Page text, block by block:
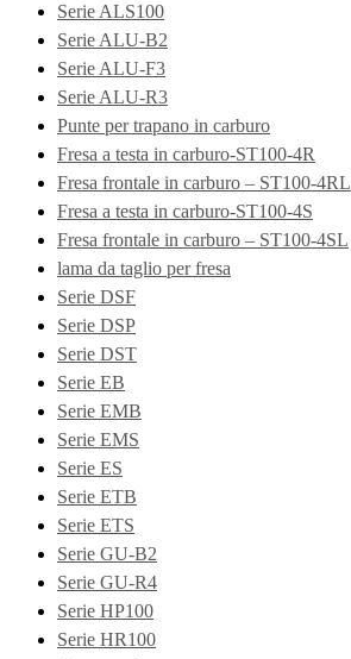
Serie ALS100
Serie ALU-B2
Serie ALU-F3
Serie ALU-R3
Punte per trapano in carburo
Fresa a testa in carburo-ST100-4R
Fresa frontale in carburo – ST100-4RL
Fresa a testa in carburo-ST100-4S
Fresa frontale in carburo – ST100-4SL
lama da taglio per fresa
Serie DSF
Serie DSP
Serie DST
Serie EB
Serie EMB
Serie EMS
Serie ES
Serie ETB
Serie ETS
Serie GU-B2
Serie GU-R4
Serie HP100
Serie HR100